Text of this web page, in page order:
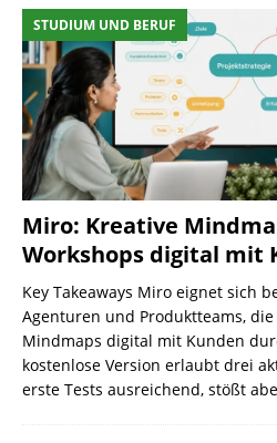
STUDIUM UND BERUF
Miro: Kreative
Workshops digital mit
Key Takeaways Miro eignet sich
Agenturen und Produktteams,
Mindmaps digital mit Kunden
kostenlose Version erlaubt drei
erste Tests ausreichend, stößt